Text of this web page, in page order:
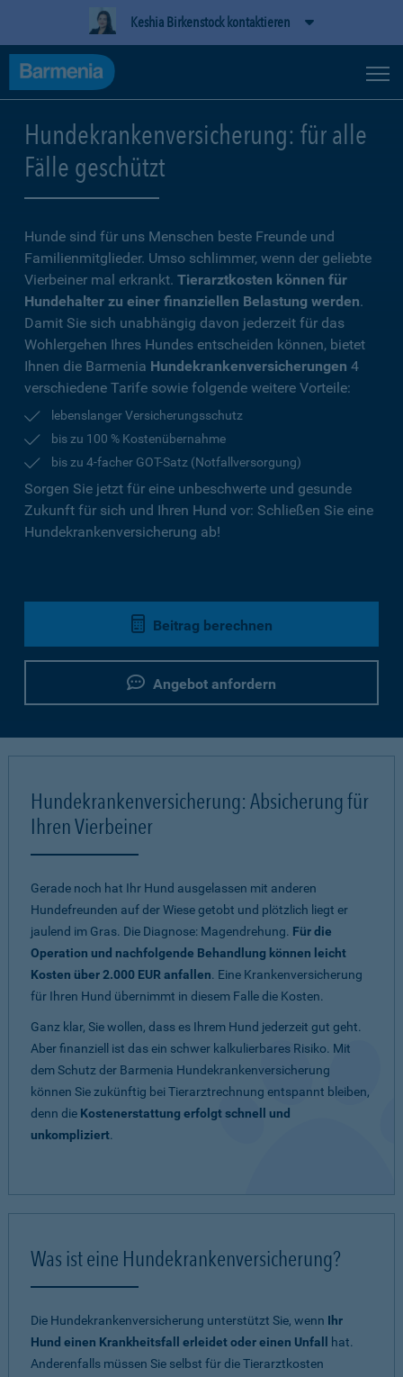
Keshia Birkenstock kontaktieren
Hundekrankenversicherung: für alle
Fälle geschützt
Hunde sind für uns Menschen beste Freunde und
Familienmitglieder. Umso schlimmer, wenn der geliebte
Vierbeiner mal erkrankt. Tierarztkosten können für
Hundehalter zu einer finanziellen Belastung werden.
Damit Sie sich unabhängig davon jederzeit für das
Wohlergehen Ihres Hundes entscheiden können, bietet
Ihnen die Barmenia Hundekrankenversicherungen 4
verschiedene Tarife sowie folgende weitere Vorteile:
lebenslanger Versicherungsschutz
bis zu 100 % Kostenübernahme
bis zu 4-facher GOT-Satz (Notfallversorgung)
Sorgen Sie jetzt für eine unbeschwerte und gesunde
Zukunft für sich und Ihren Hund vor: Schließen Sie eine
Hundekrankenversicherung ab!
Beitrag berechnen
Angebot anfordern
Hundekrankenversicherung: Absicherung für
Ihren Vierbeiner
Gerade noch hat Ihr Hund ausgelassen mit anderen
Hundefreunden auf der Wiese getobt und plötzlich liegt er
jaulend im Gras. Die Diagnose: Magendrehung. Für die
Operation und nachfolgende Behandlung können leicht
Kosten über 2.000 EUR anfallen. Eine Krankenversicherung
für Ihren Hund übernimmt in diesem Falle die Kosten.
Ganz klar, Sie wollen, dass es Ihrem Hund jederzeit gut geht.
Aber finanziell ist das ein schwer kalkulierbares Risiko. Mit
dem Schutz der Barmenia Hundekrankenversicherung
können Sie zukünftig bei Tierarztrechnung entspannt bleiben,
denn die Kostenerstattung erfolgt schnell und
unkompliziert.
Was ist eine Hundekrankenversicherung?
Die Hundekrankenversicherung unterstützt Sie, wenn Ihr
Hund einen Krankheitsfall erleidet oder einen Unfall
hat.
Anderenfalls müssen Sie selbst für die Tierarztkosten